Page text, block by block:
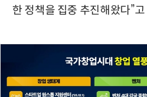
한 정책을 집중 추진해왔다”